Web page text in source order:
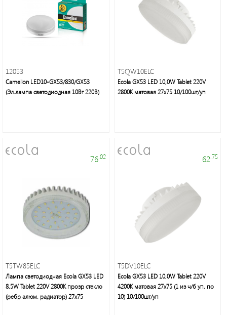
12053
Camelion LED10-GX53/830/GX53
(Эл.лампа светодиодная 10Вт 220В)
T5QW10ELC
Ecola GX53 LED 10,0W Tablet 220V
2800K матовая 27x75 10/100шт/уп
76.02
T5TW85ELC
Лампа светодиодная Ecola GX53 LED
8,5W Tablet 220V 2800K прозр стекло
(ребр алюм. радиатор) 27x75
62 .75
T5DV10ELC
Ecola GX53 LED 10,0W Tablet 220V
4200K матовая 27x75 (1 из ч/б уп. по
10) 10/100шт/уп